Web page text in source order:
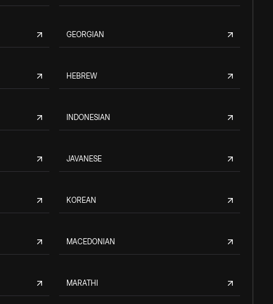
GEORGIAN
HEBREW
INDONESIAN
JAVANESE
KOREAN
MACEDONIAN
MARATHI